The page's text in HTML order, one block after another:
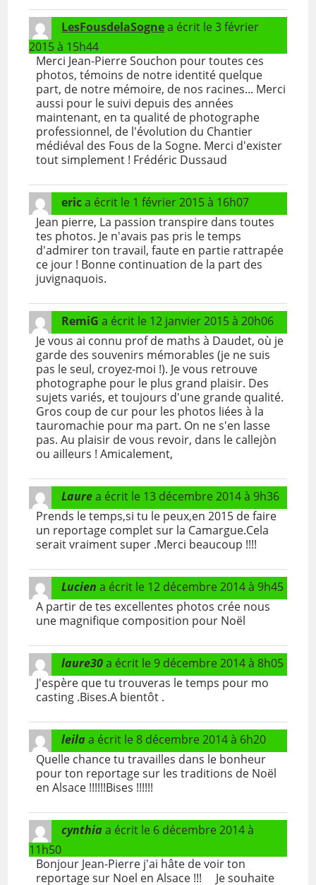
LesFousdelaSognea écrit le 3 février
2015à 15h44
Merci Jean-Pierre Souchon pour toutes ces
photos, témoins de notre identité quelque
part, de notre mémoire, de nos racines... Merci
aussi pour le suivi depuis des années
maintenant, en ta qualité de photographe
professionnel, de l'évolution du Chantier
médiéval des Fous de la Sogne. Merci d'exister
tout simplement ! Frédéric Dussaud
erica écrit le 1 février 2015à 16h07
Jean pierre, La passion transpire dans toutes
tes photos. Je n'avais pas pris le temps
d'admirer ton travail, faute en partie rattrapée
ce jour ! Bonne continuation de la part des
juvignaquois.
RemiGa écrit le 12 janvier 2015à 20h06
Je vous ai connu prof de maths à Daudet, où je
garde des souvenirs mémorables (je ne suis
pas le seul, croyez-moi !). Je vous retrouve
photographe pour le plus grand plaisir. Des
sujets variés, et toujours d'une grande qualité.
Gros coup de cur pour les photos liées à la
tauromachie pour ma part. On ne s'en lasse
pas. Au plaisir de vous revoir, dans le callejòn
ou ailleurs ! Amicalement,
Laurea écrit le 13 décembre 2014à 9h36
Prends le temps,si tu le peux,en 2015 de faire
un reportage complet sur la Camargue.Cela
serait vraiment super .Merci beaucoup !!!!
Lucien a écrit le 12 décembre 2014à 9h45
A partir de tes excellentes photos crée nous
une magnifique composition pour Noël
laure30a écrit le 9 décembre 2014à 8h05
J'espère que tu trouveras le temps pour mo
casting .Bises.A bientôt .
leila a écrit le 8 décembre 2014à 6h20
Quelle chance tu travailles dans le bonheur
pour ton reportage sur les traditions de Noël
en Alsace !!!!!!Bises !!!!!!
cynthia a écrit le 6 décembre 2014à
11h50
Bonjour Jean-Pierre j'ai hâte de voir ton
reportage sur Noel en Alsace !!! Je souhaite